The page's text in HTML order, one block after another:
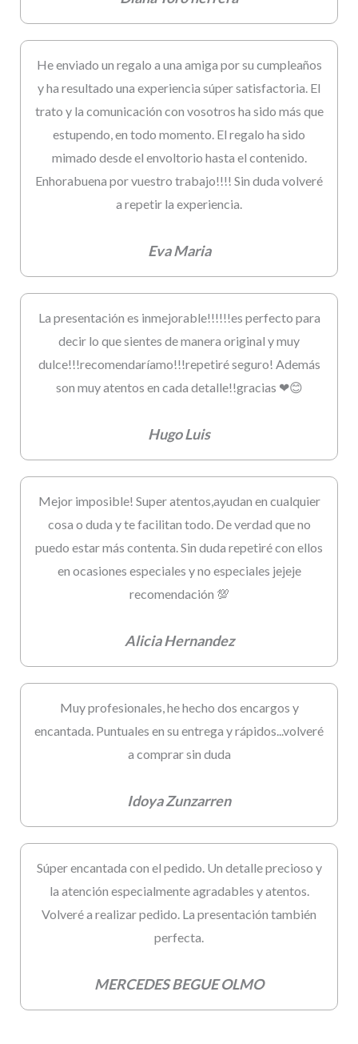
He enviado un regalo a una amiga por su cumpleaños
y ha resultado una experiencia súper satisfactoria. El
trato y la comunicación con vosotros ha sido más que
estupendo, en todo momento. El regalo ha sido
mimado desde el envoltorio hasta el contenido.
Enhorabuena por vuestro trabajo!!!! Sin duda volveré
a repetir la experiencia.
Eva Maria
La presentación es inmejorable!!!!!!es perfecto para
decir lo que sientes de manera original y muy
dulce!!!recomendaríamo!!!repetiré seguro! Además
son muy atentos en cada detalle!!gracias ❤😊
Hugo Luis
Mejor imposible! Super atentos,ayudan en cualquier
cosa o duda y te facilitan todo. De verdad que no
puedo estar más contenta. Sin duda repetiré con ellos
en ocasiones especiales y no especiales jejeje
recomendación 💯
Alicia Hernandez
Muy profesionales, he hecho dos encargos y
encantada. Puntuales en su entrega y rápidos...volveré
a comprar sin duda
Idoya Zunzarren
Súper encantada con el pedido. Un detalle precioso y
la atención especialmente agradables y atentos.
Volveré a realizar pedido. La presentación también
perfecta.
MERCEDES BEGUE OLMO